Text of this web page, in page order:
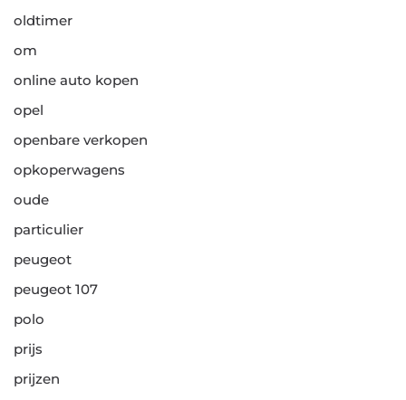
oldtimer
om
online auto kopen
opel
openbare verkopen
opkoperwagens
oude
particulier
peugeot
peugeot 107
polo
prijs
prijzen